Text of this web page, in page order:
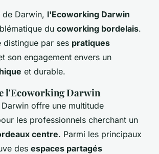
Darwin, l'Ecoworking Darwin
du coworking bordelais.
distingue par ses pratiques
son engagement envers un
et durable.
l'Ecoworking Darwin
offre une multitude
les professionnels cherchant un
centre. Parmi les principaux
des espaces partagés